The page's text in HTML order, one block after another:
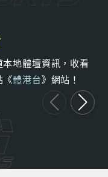
地體壇資訊，收看
《體港台》網站！